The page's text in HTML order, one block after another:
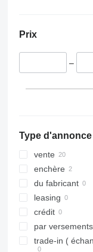
Prix
–
Type d'annonce
vente
enchère
du fabricant
leasing
crédit
par versements
trade-in (